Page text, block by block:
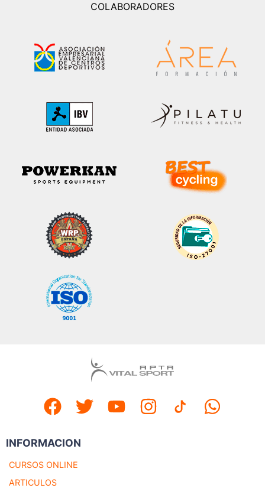
COLABORADORES
INFORMACION
CURSOS ONLINE
ARTICULOS